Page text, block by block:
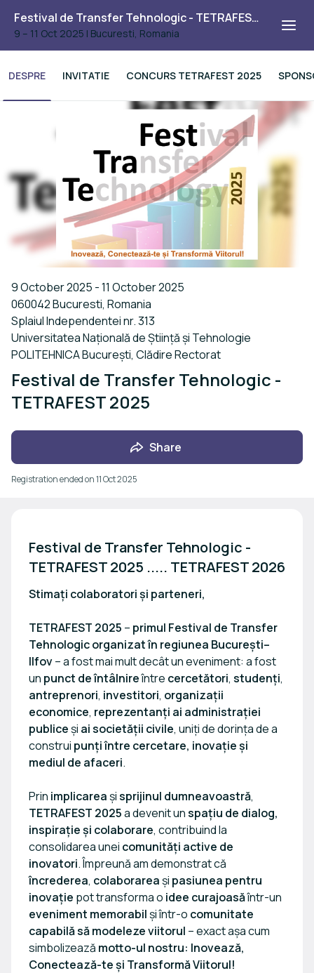
Festival de Transfer Tehnologic - TETRAFEST 2025
9 – 11 Oct 2025 | Bucuresti, Romania
DESPRE INVITATIE CONCURS TETRAFEST 2025
9 October 2025 - 11 October 2025
060042 Bucuresti, Romania
Splaiul Independentei nr. 313
Universitatea Națională de Știință și Tehnologie
POLITEHNICA București, Clădire Rectorat
Festival de Transfer Tehnologic -
TETRAFEST 2025
Share
Registration ended on11 Oct 2025
Festival de Transfer Tehnologic -
TETRAFEST 2025 ..... TETRAFEST 2026
Stimați colaboratori și parteneri,
TETRAFEST 2025 – primul Festival de Transfer
Tehnologic organizat în regiunea București–
Ilfov– a fost mai mult decât un eveniment: a fost
un punct de întâlnireîntre cercetători, studenți,
antreprenori, investitori, organizații
economice, reprezentanți ai administrației
publice și ai societății civile, uniți de dorința de a
construi punți între cercetare, inovație și
mediul de afaceri.
Prin implicarea șisprijinul dumneavoastră,
TETRAFEST 2025a devenit unspațiu de dialog,
inspirație și colaborare, contribuind la
consolidarea unei comunități active de
inovatori. Împreună am demonstrat că
încrederea, colaborarea și pasiunea pentru
inovație pot transforma o idee curajoasăîntr-un
eveniment memorabil și într-o comunitate
capabilă să modeleze viitorul – exact așa cum
simbolizează motto-ul nostru: Inovează,
Conectează-te și Transformă Viitorul!